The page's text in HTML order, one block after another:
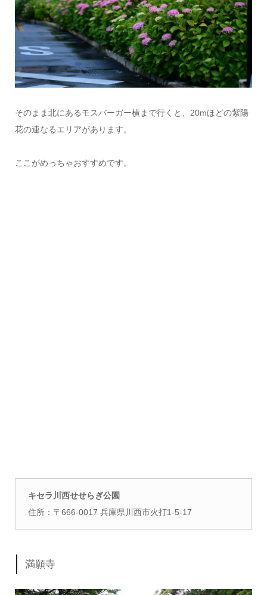
そのまま北にあるモスバーガー横まで行くと、20mほどの紫陽
花の連なるエリアがあります。
ここがめっちゃおすすめです。
キセラ川西せせらぎ公園
住所：〒666-0017 兵庫県川西市火打1-5-17
満願寺